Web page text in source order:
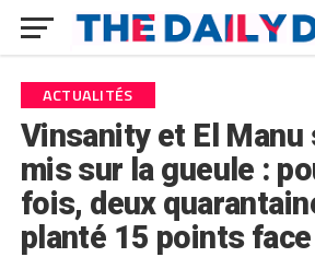
ACTUALITÉS
Vinsanity et El Manu
mis sur la gueule :
fois, deux
planté 15 points face